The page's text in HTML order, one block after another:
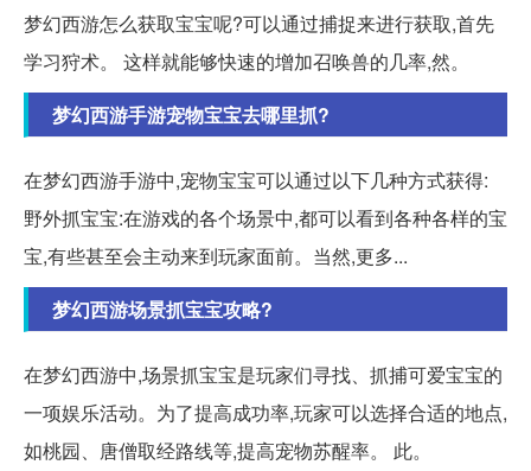
梦幻西游怎么获取宝宝呢?可以通过捕捉来进行获取,首先
学习狩术。 这样就能够快速的增加召唤兽的几率,然。
梦幻西游手游宠物宝宝去哪里抓?
在梦幻西游手游中,宠物宝宝可以通过以下几种方式获得:
野外抓宝宝:在游戏的各个场景中,都可以看到各种各样的宝
宝,有些甚至会主动来到玩家面前。当然,更多...
梦幻西游场景抓宝宝攻略?
在梦幻西游中,场景抓宝宝是玩家们寻找、抓捕可爱宝宝的
一项娱乐活动。为了提高成功率,玩家可以选择合适的地点,
如桃园、唐僧取经路线等,提高宠物苏醒率。 此。